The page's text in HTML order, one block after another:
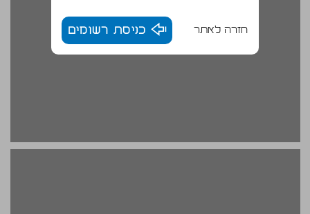
חזרה לאתר כניסת רשומים